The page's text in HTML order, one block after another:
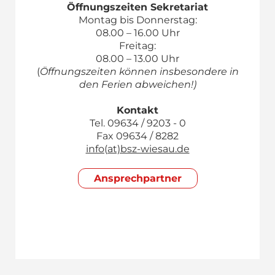
Öffnungszeiten Sekretariat
Montag bis Donnerstag:
08.00 – 16.00 Uhr
Freitag:
08.00 – 13.00 Uhr
(Öffnungszeiten können insbesondere in
den Ferien abweichen!)
Kontakt
Tel. 09634 / 9203 - 0
Fax 09634 / 8282
info(at)bsz-wiesau.de
Ansprech­partner